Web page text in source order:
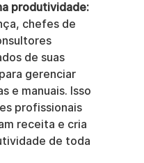
produtividade:
chefes de
de suas
gerenciar
e manuais. Isso
profissionais
receita e cria
de toda